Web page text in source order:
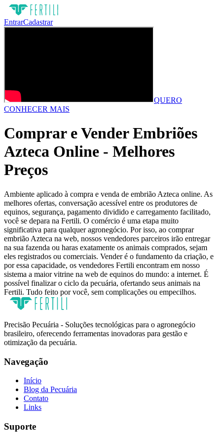
EntrarCadastrar
QUERO
CONHECER MAIS
Comprar e Vender Embriões
Azteca Online - Melhores
Preços
Ambiente aplicado à compra e venda de embrião Azteca online. As
melhores ofertas, conversação acessível entre os produtores de
equinos, segurança, pagamento dividido e carregamento facilitado,
você se depara na Fertili. O comércio é uma etapa muito
significativa para qualquer agronegócio. Por isso, ao comprar
embrião Azteca na web, nossos vendedores parceiros irão entregar
na sua fazenda ou haras exatamente os animais comprados, sejam
eles registrados ou comerciais. Vender é o fundamento da criação, e
por essa capacidade, os vendedores Fertili encontram em nosso
sistema a maior vitrine na web de equinos do mundo: a internet. É
possível finalizar o ciclo da pecuária, ofertando seus animais na
Fertili. Tudo feito por você, sem complicações ou empecilhos.
Precisão Pecuária - Soluções tecnológicas para o agronegócio
brasileiro, oferecendo ferramentas inovadoras para gestão e
otimização da pecuária.
Navegação
Início
Blog da Pecuária
Contato
Links
Suporte